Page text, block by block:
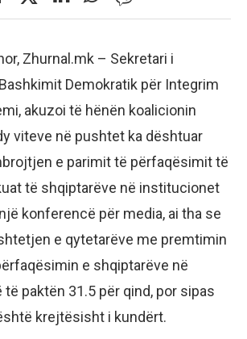
Zhurnal.mk – Sekretari i
Demokratik për Integrim
akuzoi të hënën koalicionin
viteve në pushtet ka dështuar
e parimit të përfaqësimit të
të shqiptarëve në institucionet
konferencë për media, ai tha se
e qytetarëve me premtimin
e shqiptarëve në
paktën 31.5 për qind, por sipas
krejtësisht i kundërt.